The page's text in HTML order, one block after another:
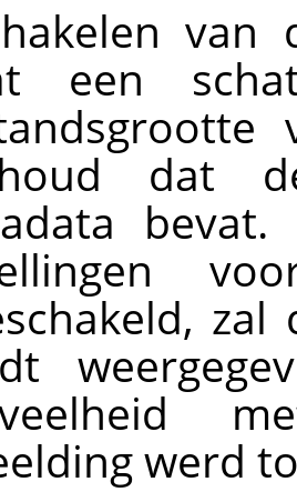
een
dat
werd